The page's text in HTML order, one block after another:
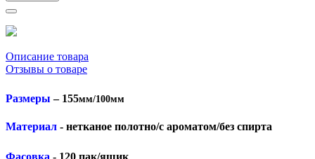
Описание товара
Отзывы о товаре
Размеры – 155мм/100мм
Материал - нетканое полотно/с ароматом/без спирта
Фасовка - 120 пак/ящик